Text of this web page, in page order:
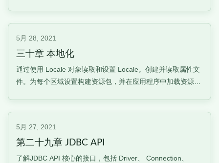
5月 28, 2021
三十章 本地化
通过使用 Locale 对象读取和设置 Locale。创建并读取属性文
件。为每个区域设置构建资源包，并在应用程序中加载资源
机
5月 27, 2021
第二十九章 JDBC API
了解JDBC API 核心的接口，包括 Driver、 Connection、